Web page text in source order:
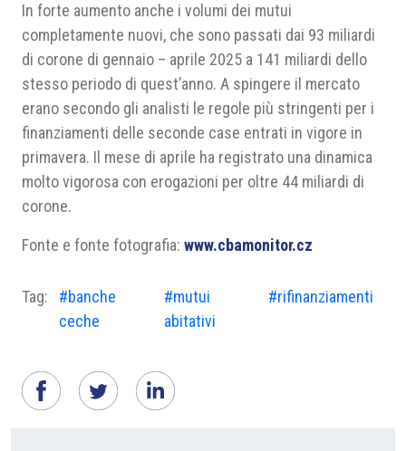
In forte aumento anche i volumi dei mutui
completamente nuovi, che sono passati dai 93 miliardi
di corone di gennaio – aprile 2025 a 141 miliardi dello
stesso periodo di quest’anno. A spingere il mercato
erano secondo gli analisti le regole più stringenti per i
finanziamenti delle seconde case entrati in vigore in
primavera. Il mese di aprile ha registrato una dinamica
molto vigorosa con erogazioni per oltre 44 miliardi di
corone.
Fonte e fonte fotografia: www.cbamonitor.cz
Tag:
#banche
ceche
#mutui
abitativi
#rifinanziamenti